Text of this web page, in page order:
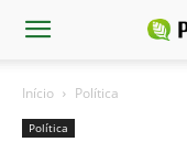
Início Política
Política